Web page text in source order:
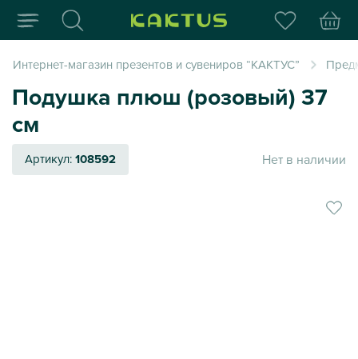
Интернет-магазин
Интернет-магазин презентов и сувениров “КАКТУС”
Подушка плюш (розовый) 37
см
Артикул:108592 Нет в наличии